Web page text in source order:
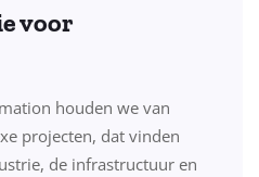
voor
houden we van
projecten, dat vinden
de infrastructuur en